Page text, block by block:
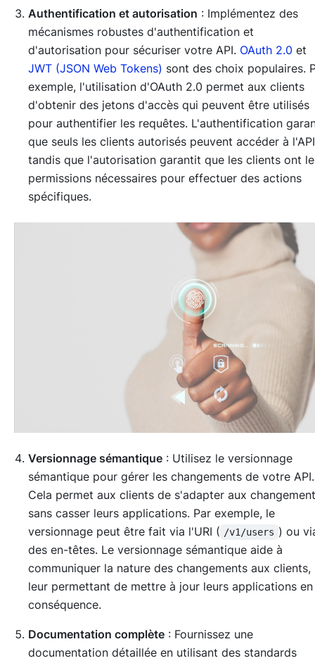
Authentification et autorisation : Implémentez des
mécanismes robustes d'authentification et
d'autorisation pour sécuriser votre API. OAuth 2.0 et
JWT (JSON Web Tokens) sont des choix populaires.
exemple, l'utilisation d'OAuth 2.0 permet aux clients
d'obtenir des jetons d'accès qui peuvent être utilisés
pour authentifier les requêtes. L'authentification
que seuls les clients autorisés peuvent accéder à
tandis que l'autorisation garantit que les clients ont
permissions nécessaires pour effectuer des actions
spécifiques.
Versionnage sémantique : Utilisez le versionnage
sémantique pour gérer les changements de votre API.
Cela permet aux clients de s'adapter aux
sans casser leurs applications. Par exemple, le
versionnage peut être fait via l'URI ( /v1/users ) ou
des en-têtes. Le versionnage sémantique aide à
communiquer la nature des changements aux clients,
leur permettant de mettre à jour leurs applications en
conséquence.
Documentation complète : Fournissez une
documentation détaillée en utilisant des standards